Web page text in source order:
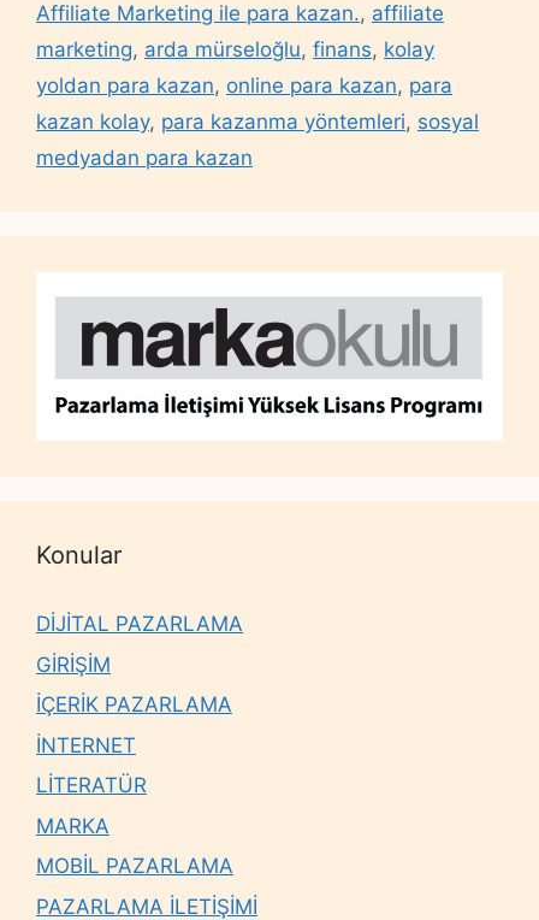
Affiliate Marketing ile para kazan., affiliate
marketing, arda mürseloğlu, finans, kolay
yoldan para kazan, online para kazan, para
kazan kolay, para kazanma yöntemleri, sosyal
medyadan para kazan
Konular
DİJİTAL PAZARLAMA
GİRİŞİM
İÇERİK PAZARLAMA
İNTERNET
LİTERATÜR
MARKA
MOBİL PAZARLAMA
PAZARLAMA İLETİŞİMİ